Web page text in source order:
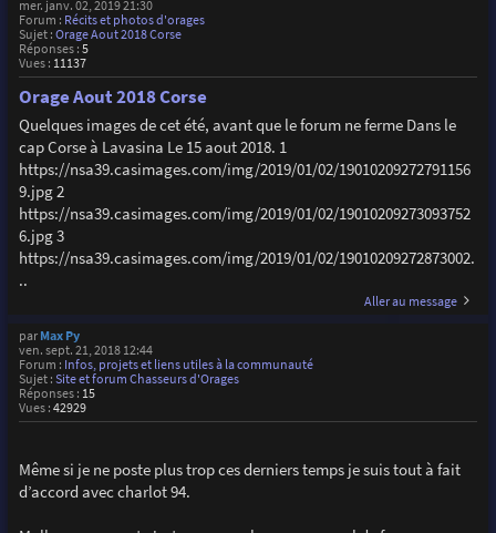
mer. janv. 02, 2019 21:30
Forum : Récits et photos d'orages
Sujet : Orage Aout 2018 Corse
Réponses : 5
Vues : 11137
Orage Aout 2018 Corse
Quelques images de cet été, avant que le forum ne ferme Dans le
cap Corse à Lavasina Le 15 aout 2018. 1
https://nsa39.casimages.com/img/2019/01/02/19010209272791156
9.jpg 2
https://nsa39.casimages.com/img/2019/01/02/19010209273093752
6.jpg 3
https://nsa39.casimages.com/img/2019/01/02/19010209272873002.
..
Aller au message
par Max Py
ven. sept. 21, 2018 12:44
Forum : Infos, projets et liens utiles à la communauté
Sujet : Site et forum Chasseurs d'Orages
Réponses : 15
Vues : 42929
Même si je ne poste plus trop ces derniers temps je suis tout à fait
d’accord avec charlot 94.